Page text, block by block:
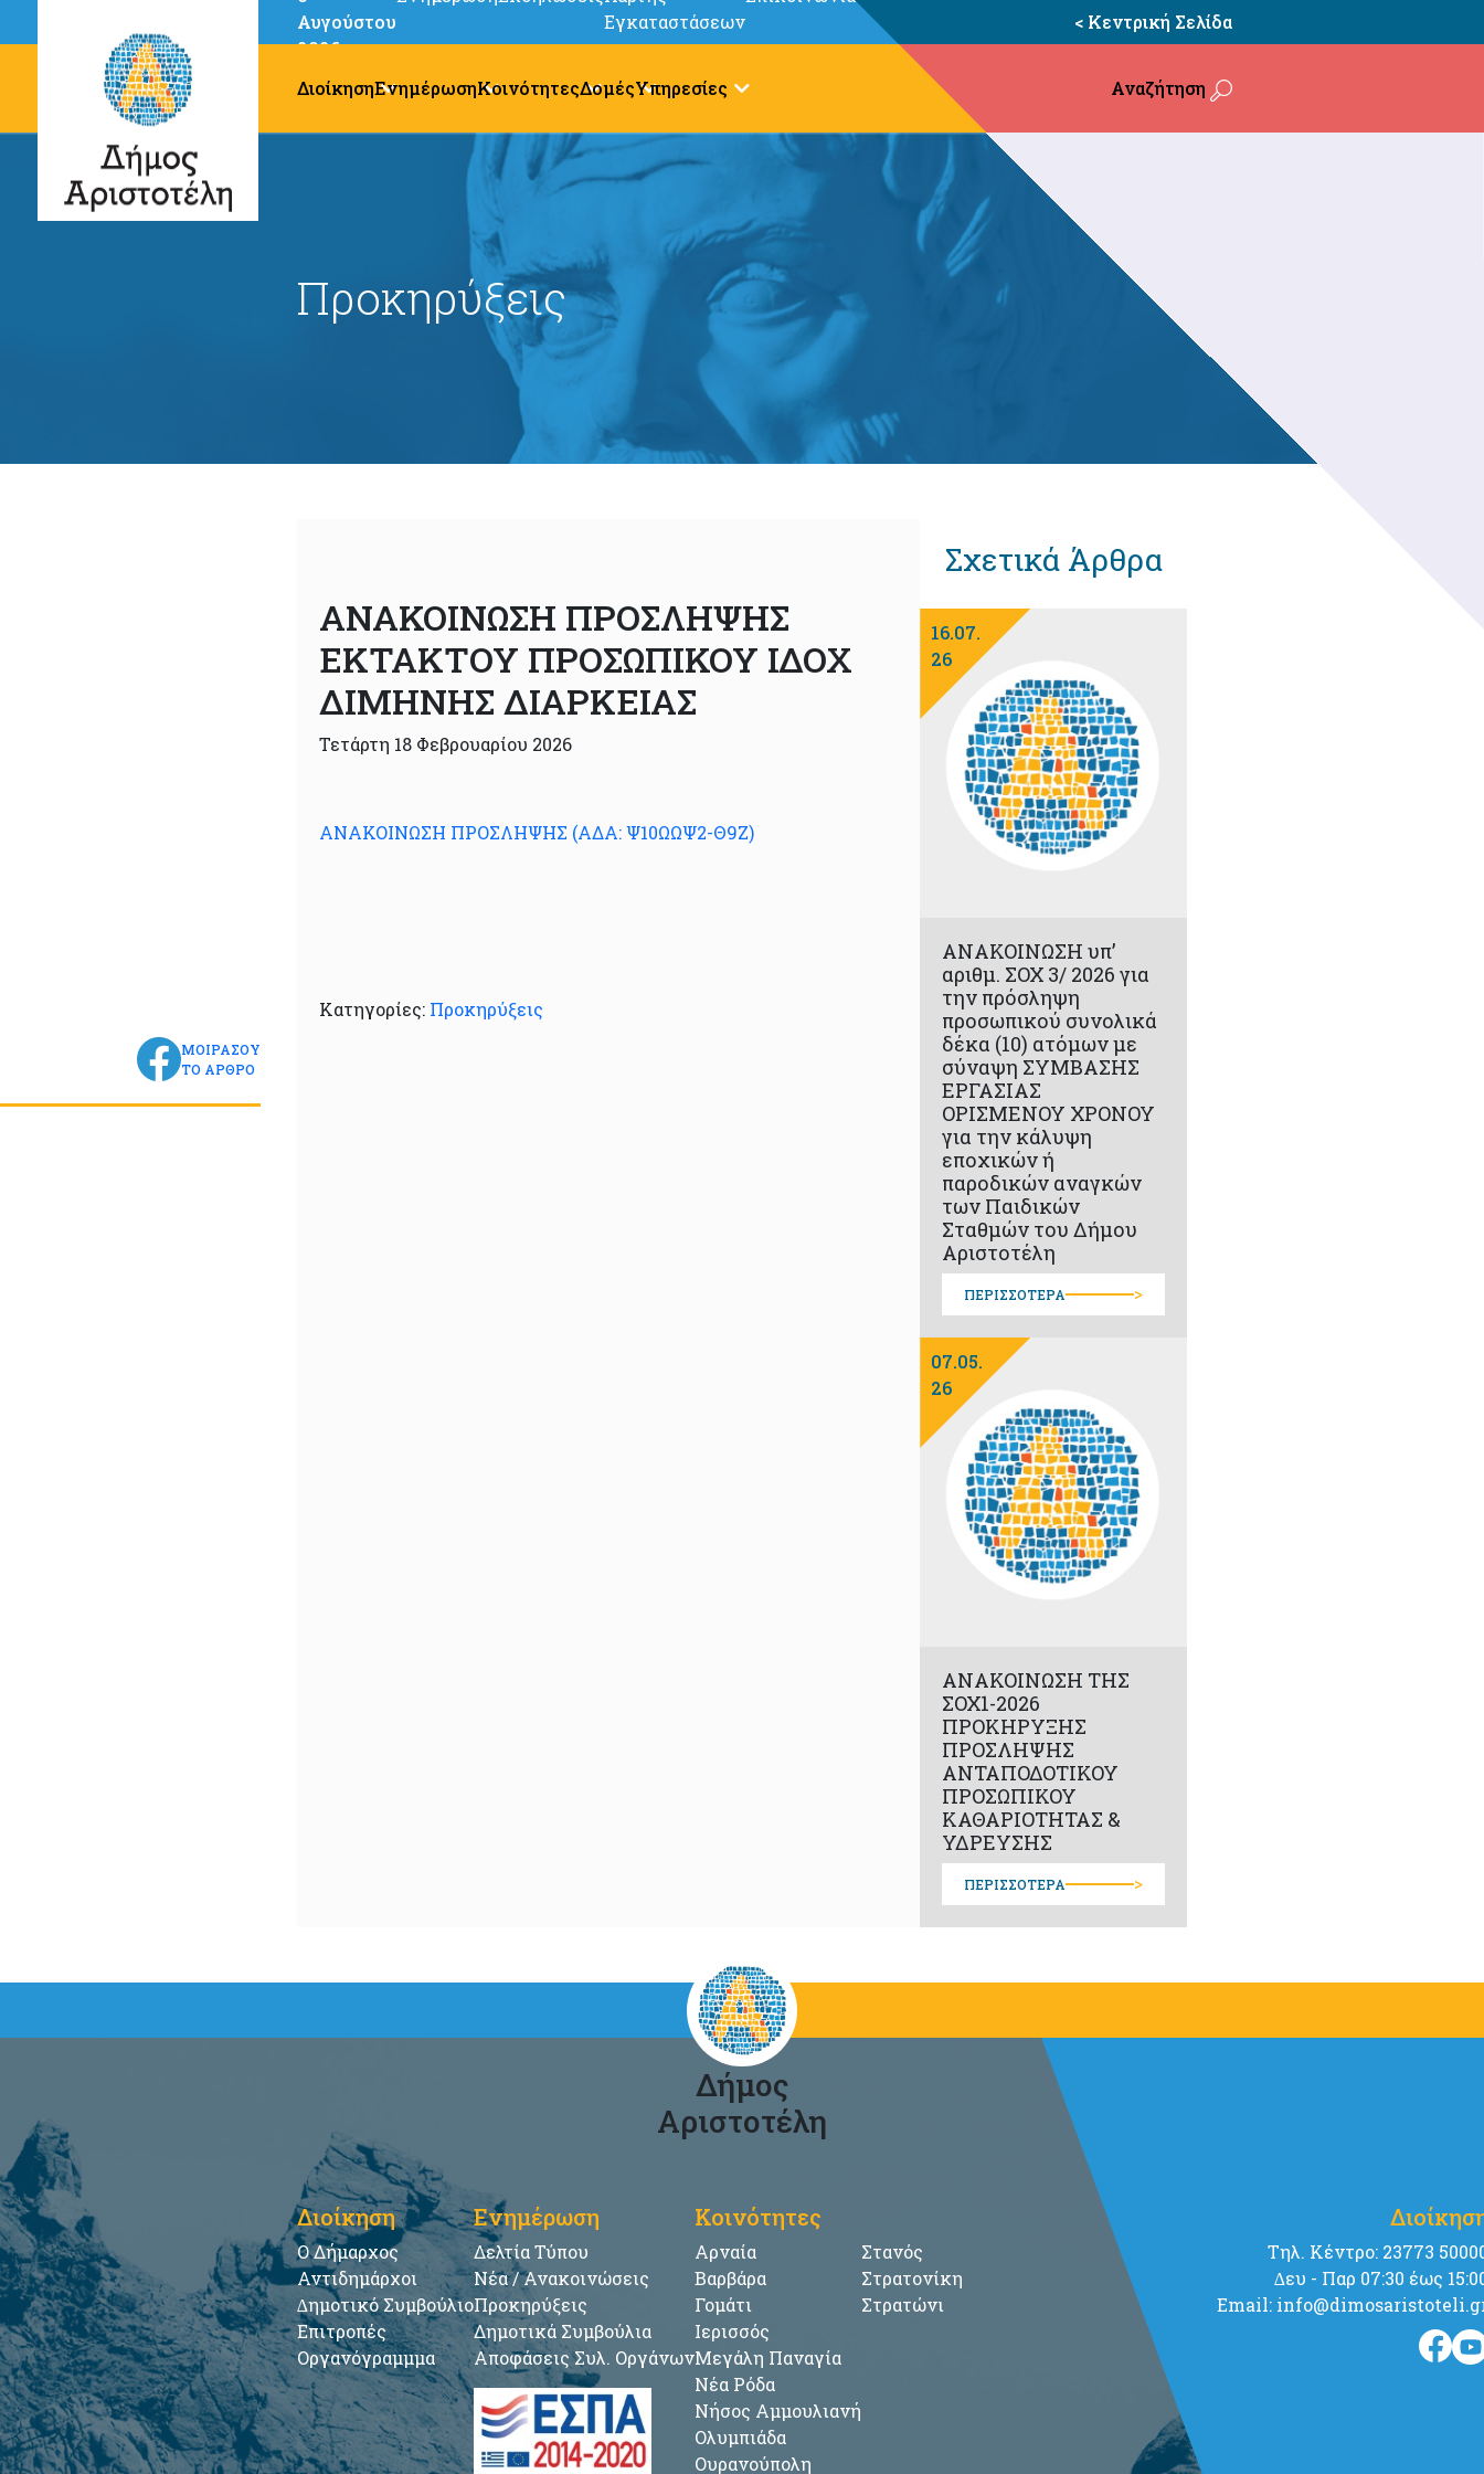
Αυγούστου
2026
Εγκαταστάσεων
< Κεντρική Σελίδα
ΔιοίκησηΕνημέρωσηΚοινότητεςΔομέςΥπηρεσίες Αναζήτηση
Προκηρύξεις
ΑΝΑΚΟΙΝΩΣΗ ΠΡΟΣΛΗΨΗΣ
ΕΚΤΑΚΤΟΥ ΠΡΟΣΩΠΙΚΟΥ ΙΔΟΧ
ΔΙΜΗΝΗΣ ΔΙΑΡΚΕΙΑΣ
Τετάρτη 18 Φεβρουαρίου 2026
ΑΝΑΚΟΙΝΩΣΗ ΠΡΟΣΛΗΨΗΣ (ΑΔΑ: Ψ10ΩΩΨ2-Θ9Ζ)
Κατηγορίες: Προκηρύξεις
ΜΟΙΡΑΣΟΥ
ΤΟ ΑΡΘΡΟ
Σχετικά Άρθρα
16.07.
26
ΑΝΑΚΟΙΝΩΣΗ υπ’
αριθμ. ΣΟΧ 3/ 2026 για
την πρόσληψη
προσωπικού συνολικά
δέκα (10) ατόμων με
σύναψη ΣΥΜΒΑΣΗΣ
ΕΡΓΑΣΙΑΣ
ΟΡΙΣΜΕΝΟΥ ΧΡΟΝΟΥ
για την κάλυψη
εποχικών ή
παροδικών αναγκών
των Παιδικών
Σταθμών του Δήμου
Αριστοτέλη
ΠΕΡΙΣΣΟΤΕΡΑ >
07.05.
26
ΑΝΑΚΟΙΝΩΣΗ ΤΗΣ
ΣΟΧ1-2026
ΠΡΟΚΗΡΥΞΗΣ
ΠΡΟΣΛΗΨΗΣ
ΑΝΤΑΠΟΔΟΤΙΚΟΥ
ΠΡΟΣΩΠΙΚΟΥ
ΚΑΘΑΡΙΟΤΗΤΑΣ &
ΥΔΡΕΥΣΗΣ
ΠΕΡΙΣΣΟΤΕΡΑ >
Δήμος
Αριστοτέλη
Διοίκηση
Ο Δήμαρχος
Αντιδημάρχοι
∆ημοτικό Συμβούλιο
Επιτροπές
Οργανόγραμμμα
Ενημέρωση
Δελτία Τύπου
Νέα / Ανακοινώσεις
Προκηρύξεις
Δημοτικά Συμβούλια
Αποφάσεις Συλ. Οργάνων
Κοινότητες
Αρναία
Βαρβάρα
Γομάτι
Ιερισσός
Μεγάλη Παναγία
Νέα Ρόδα
Νήσος Αμμουλιανή
Ολυμπιάδα
Ουρανούπολη
Στανός
Στρατονίκη
Στρατώνι
Tηλ. Κέντρο: 23773
∆ευ - Παρ 07:30 έως
Email: